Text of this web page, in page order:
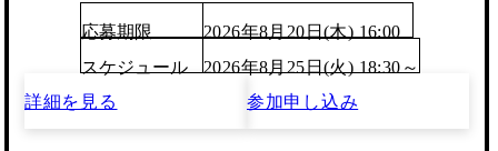
応募期限
2026年8月20日(木) 16:00
スケジュール
2026年8月25日(火) 18:30～
詳細を見る
参加申し込み